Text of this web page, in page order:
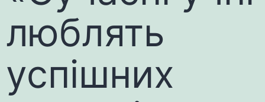
люблять
успішних